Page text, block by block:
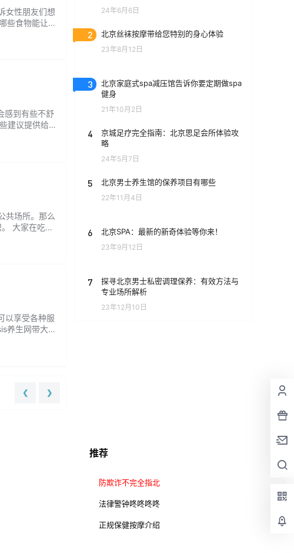
女性朋友们想
些食物能让人
感到有些不舒
建议提供给
共场所。那么
大家在吃榴
以享受各种服
养生网带大家
❮ ❯
24年6月6日
2 北京丝袜按摩带给您特别的身心体验
23年8月12日
3
北京家庭式spa减压馆告诉你要定期做spa
健身
21年10月2日
4
京城足疗完全指南：北京思足会所体验攻
略
24年5月7日
5 北京男士养生馆的保养项目有哪些
22年11月4日
6 北京SPA：最新的新奇体验等你来！
23年9月12日
7
探寻北京男士私密调理保养：有效方法与
专业场所解析
23年12月10日
推荐
防欺诈不完全指北
法律警钟咚咚咚咚
正规保健按摩介绍